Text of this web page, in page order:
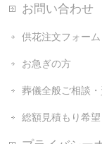
お問い合わせ
供花注文フォーム
お急ぎの方
葬儀全般ご相談
総額見積もり希望